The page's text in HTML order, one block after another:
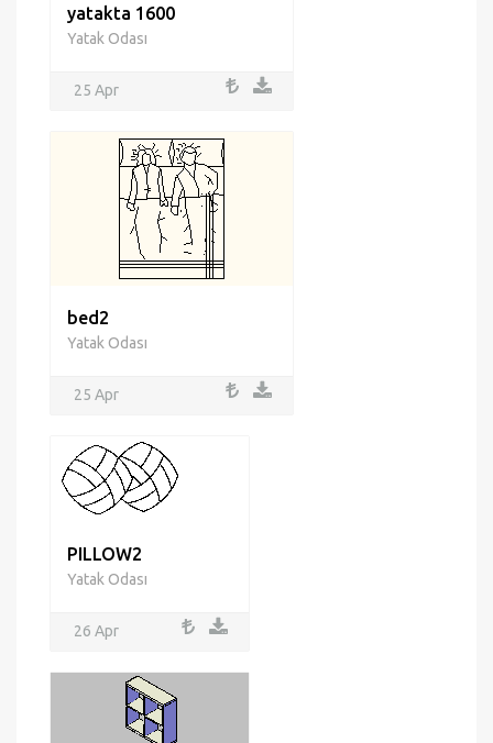
yatakta 1600
Yatak Odası
25 Apr
bed2
Yatak Odası
25 Apr
PILLOW2
Yatak Odası
26 Apr